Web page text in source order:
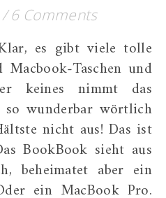
/ 6 Comments
Taschen und
keines nimmt das
so wunderbar wörtlich
nicht aus! Das ist
BookBook sieht aus
beheimatet aber ein
ein MacBook Pro.